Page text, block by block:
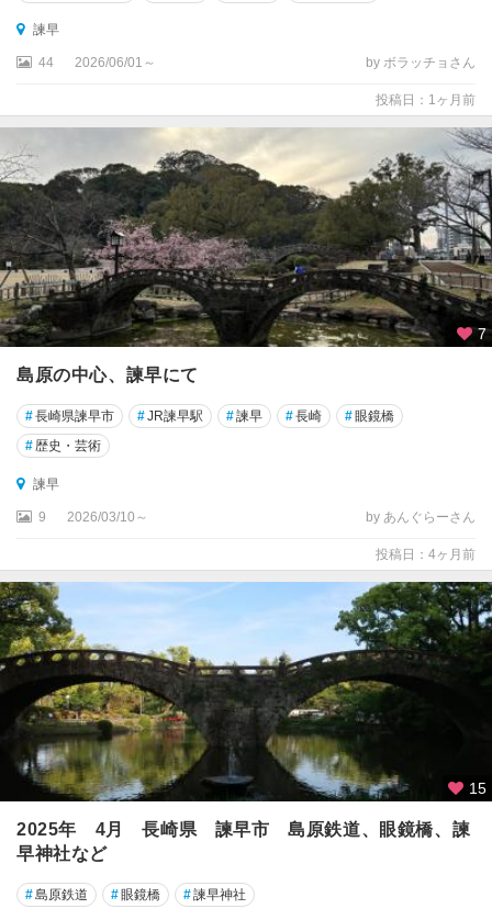
諫
大
・
波
佐
見
・
長
崎
空
西
海
世
保
戸
・
ハ
ウ
ン
ス
原
・
雲
仙
諫早
44 2026/06/01～ by ボラッチョさん
投稿日：1ヶ月前
7
島原の中心、諫早にて
#長崎県諫早市 #JR諫早駅 #諫早 #長崎 # 眼鏡橋
#歴史・芸術
諫早
9 2026/03/10～ by あんぐらーさん
投稿日：4ヶ月前
15
2025年 4月 長崎県 諫早市 島原鉄道、眼鏡橋、諫
早神社など
#島原鉄道 # 眼鏡橋 #諫早神社